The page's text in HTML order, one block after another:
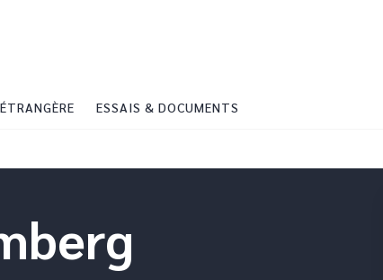
ESSAIS & DOCUMENTS